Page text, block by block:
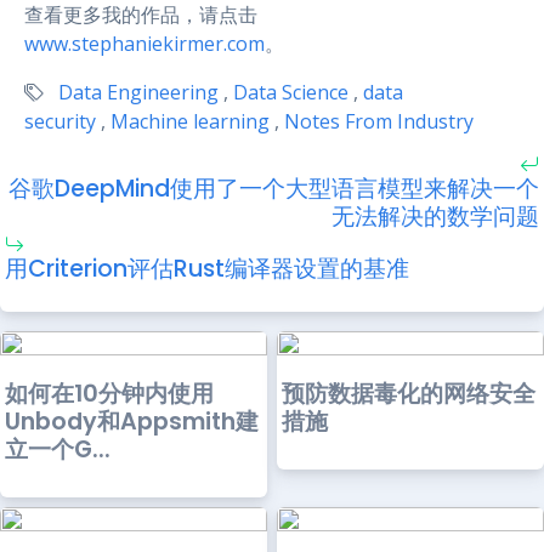
查看更多我的作品，请点击
www.stephaniekirmer.com。
Data Engineering , Data Science , data
security , Machine learning , Notes From Industry
谷歌DeepMind使用了一个大型语言模型来解决一个
无法解决的数学问题
用Criterion评估Rust编译器设置的基准
如何在10分钟内使用
Unbody和Appsmith建
立一个G...
预防数据毒化的网络安全
措施